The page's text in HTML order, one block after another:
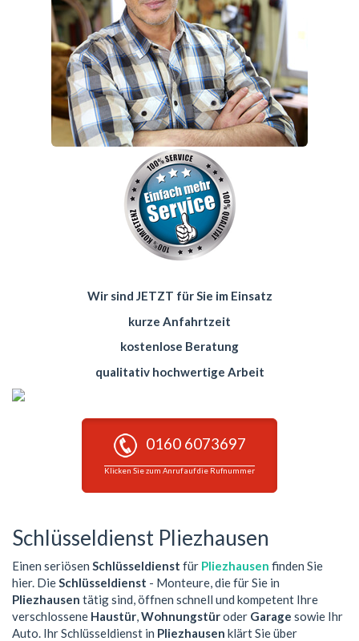
Wir sind JETZT für Sie im Einsatz
kurze Anfahrtzeit
kostenlose Beratung
qualitativ hochwertige Arbeit
0160 6073697
Klicken Sie zum Anruf auf die Rufnummer
Schlüsseldienst Pliezhausen
Einen seriösen Schlüsseldienst für Pliezhausen finden Sie
hier. DieSchlüsseldienst - Monteure, die für Sie in
Pliezhausen tätig sind, öffnen schnell und kompetent Ihre
verschlossene Haustür,Wohnungstüroder Garage sowie Ihr
Auto. Ihr Schlüsseldienst in Pliezhausen klärt Sie über